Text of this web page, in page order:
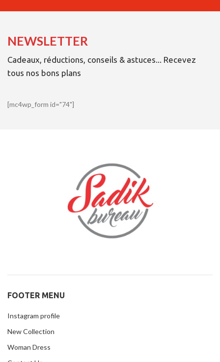
NEWSLETTER
Cadeaux, réductions, conseils & astuces... Recevez
tous nos bons plans
[mc4wp_form id="74"]
FOOTER MENU
Instagram profile
New Collection
Woman Dress